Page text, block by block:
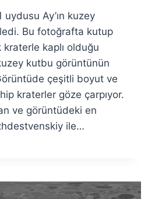
uydusu Ay’ın kuzey
Bu fotoğrafta kutup
kaplı olduğu
kutbu görüntünün
çeşitli boyut ve
kraterler göze çarpıyor.
ve görüntüdeki en
ile…